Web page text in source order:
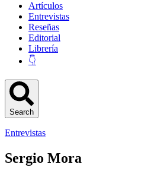
Artículos
Entrevistas
Reseñas
Editorial
Librería
👇
Search
Entrevistas
Sergio Mora